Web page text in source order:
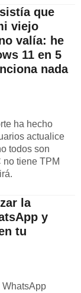
que
viejo
valía: he
11 en 5
nada
ha hecho
actualice
todos son
no tiene TPM
la
y
tu
WhatsApp